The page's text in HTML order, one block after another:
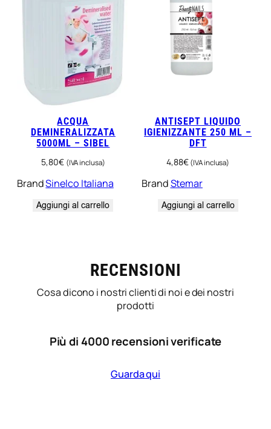
ACQUA
DEMINERALIZZATA
5000ML – SIBEL
5,80€ (IVA inclusa)
BrandSinelco Italiana
Aggiungi al carrello
ANTISEPT LIQUIDO
IGIENIZZANTE 250 ML –
DFT
4,88€ (IVA inclusa)
BrandStemar
Aggiungi al carrello
RECENSIONI
Cosa dicono i nostri clienti di noi e dei nostri
prodotti
Più di 4000 recensioni verificate
Guarda qui